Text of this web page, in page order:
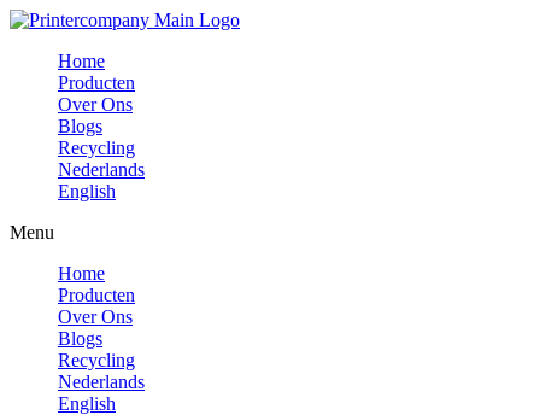
Ga
inhoud
Home
Producten
Over Ons
Blogs
Recycling
Nederlands
English
Menu
Home
Producten
Over Ons
Blogs
Recycling
Nederlands
English